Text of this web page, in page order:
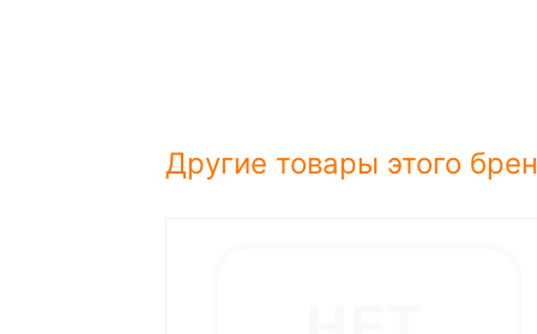
Другие товары этого